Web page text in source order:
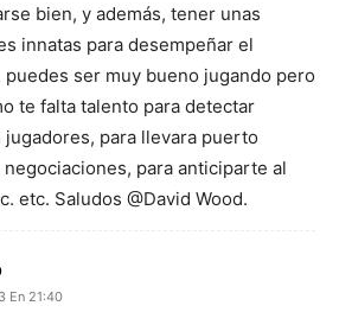
bien, y además, tener unas
innatas para desempeñar el
puedes ser muy bueno jugando pero
te falta talento para detectar
jugadores, para llevara puerto
negociaciones, para anticiparte al
etc. Saludos @David Wood.
En 21:40